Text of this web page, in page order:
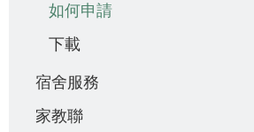
如何申請
下載
宿舍服務
家教聯